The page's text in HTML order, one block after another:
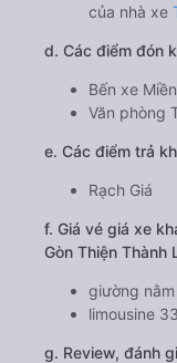
của nhà xe
d. Các điểm đón
Bến xe
Văn phòng
e. Các điểm trả
Rạch Giá
f. Giá vé giá xe
Gòn Thiện Thành
giường
limousine
g. Review, đánh